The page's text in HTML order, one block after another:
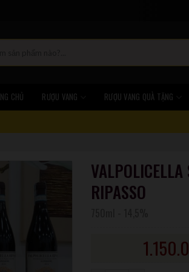
CHỦ RƯỢU VANG RƯỢU VANG QUÀ TẶNG
VALPOLICELLA
RIPASSO